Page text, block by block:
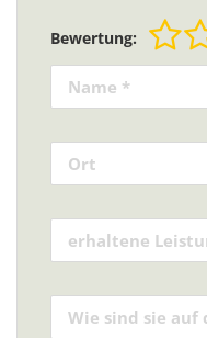
Bewertung: